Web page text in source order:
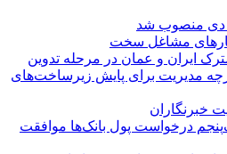
دی منصوب شد
مشاغل سخت
ایران و عمان در مرحله تدوین
مدیریت برای پایش زیرساخت‌های
خبرنگاران
بانک مرکزی فقط با یک‌‎پنجم درخواست پول بانک‌ها موافقت